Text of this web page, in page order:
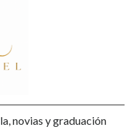
novias y graduación